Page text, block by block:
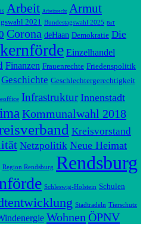
Arbeit Arbeitsrecht Armut
2021 Bundestagswahl 2025 BuT
Corona deHaan Demokratie Die
Einzelhandel
Finanzen Frauenrechte Friedenspolitik
Geschichte Geschlechtergerechtigkeit
Infrastruktur Innenstadt
Kommunalwahl 2018
Kreisvorstand
Netzpolitik Neue Heimat
Region Rendsburg Rendsburg
Schleswig-Holstein Schulen
Stadtradeln Tierschutz
Wohnen ÖPNV